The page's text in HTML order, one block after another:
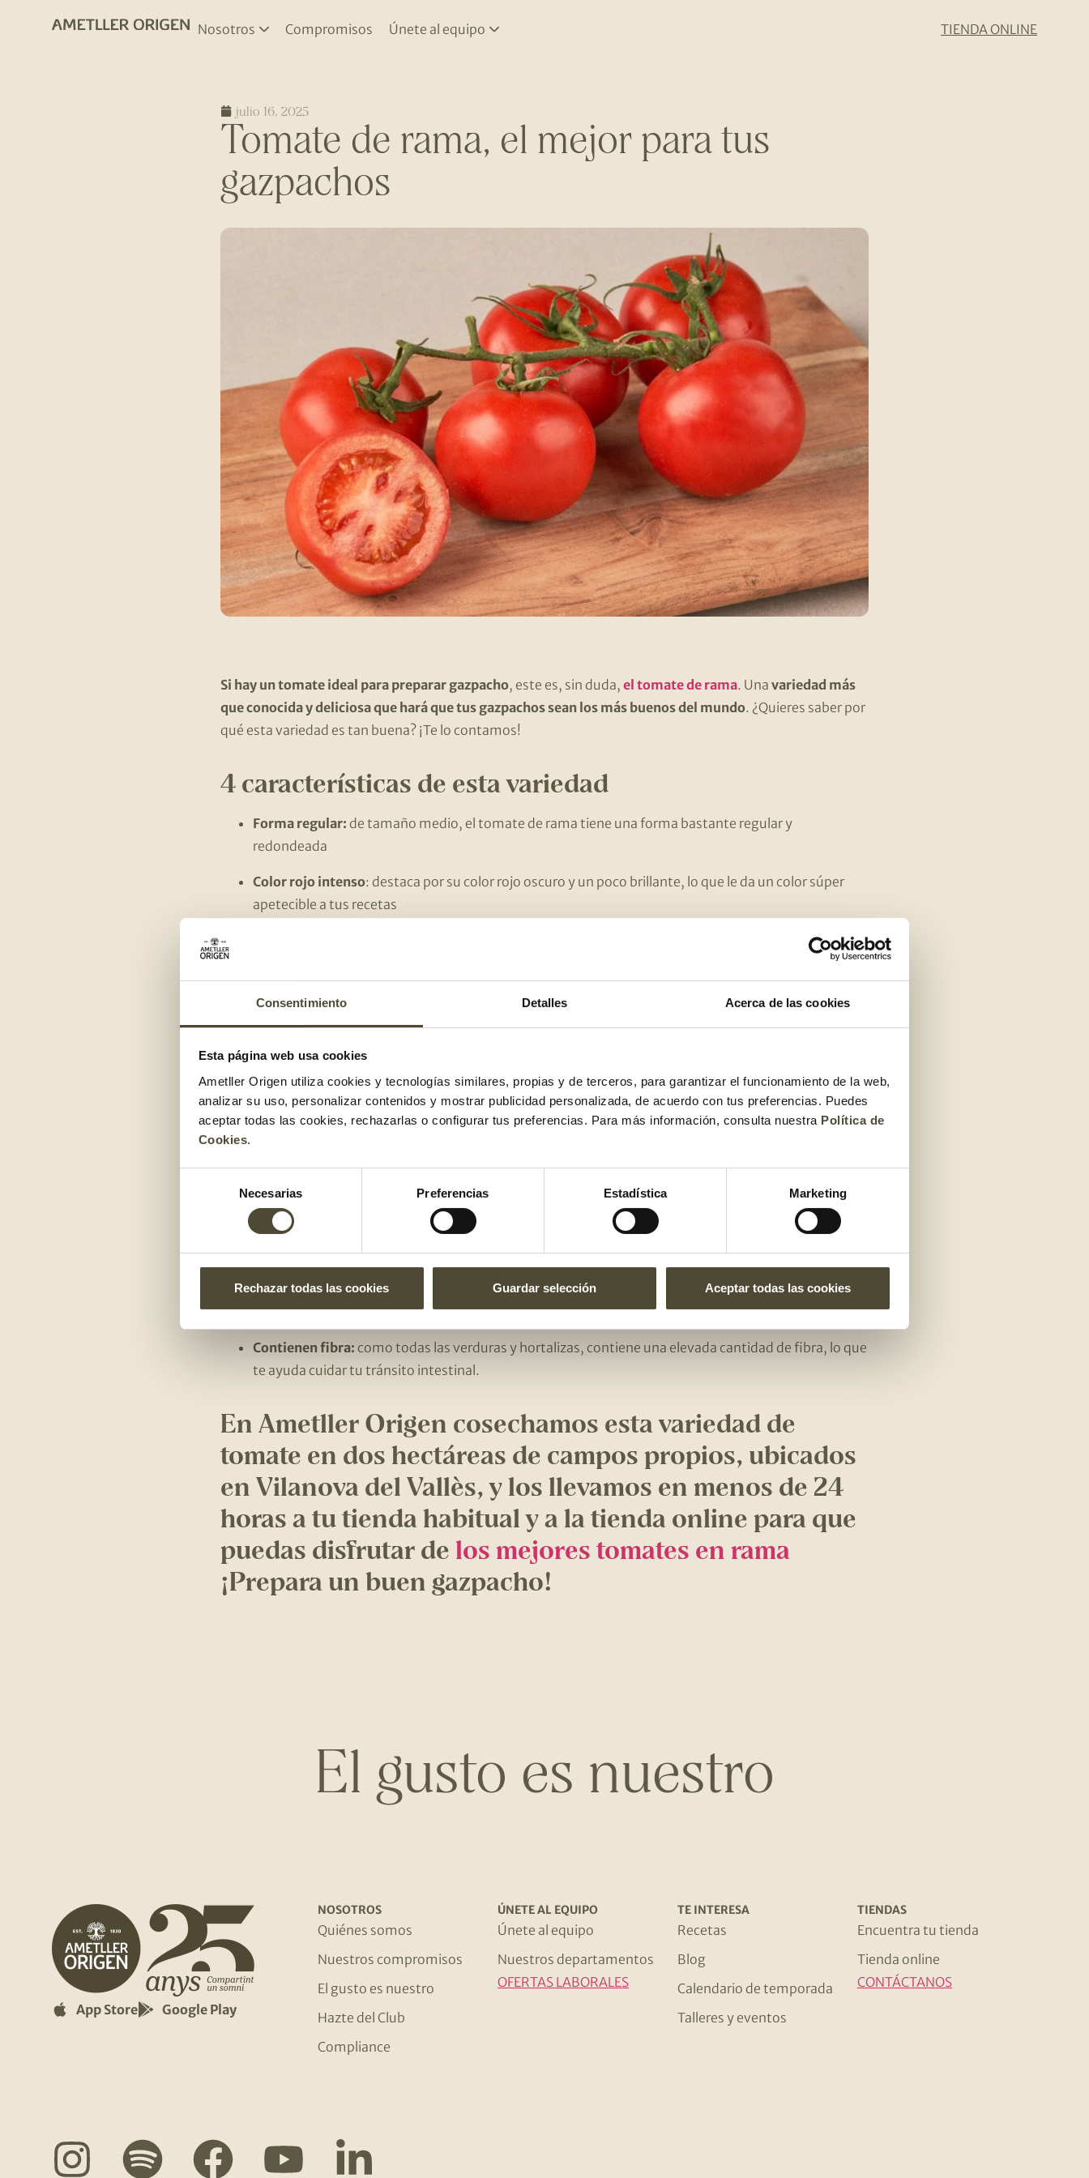
Consentimiento Detalles Acerca de las cookies
Esta página web usa cookies
Ametller Origen utiliza cookies y tecnologías similares, propias y de terceros, para garantizar el funcionamiento de la web,
analizar su uso, personalizar contenidos y mostrar publicidad personalizada, de acuerdo con tus preferencias. Puedes
aceptar todas las cookies, rechazarlas o configurar tus preferencias. Para más información, consulta nuestra Política de
Cookies.
consentimiento
Necesarias Preferencias Estadística Marketing
Rechazar todas las cookies Guardar selección Aceptar todas las cookies
Nosotros Compromisos Únete al equipo TIENDA ONLINE
julio 16, 2025
Tomate de rama, el mejor para tus
gazpachos
Si hay un tomate ideal para preparar gazpacho, este es, sin duda, el tomate de rama. Una variedad más
que conocida y deliciosa que hará que tus gazpachos sean los más buenos del mundo. ¿Quieres saber por
qué esta variedad es tan buena? ¡Te lo contamos!
4 características de esta variedad
Forma regular: de tamaño medio, el tomate de rama tiene una forma bastante regular y
redondeada
Color rojo intenso: destaca por su color rojo oscuro y un poco brillante, lo que le da un color súper
apetecible a tus recetas
Es justamentesu textura carnosa y jugosa lo que convierten esta variedad en la mejorpara preparar
gazpachos, sopas frías, como salmorejo, salsas o sofritos.
¿Qué beneficios tiene el tomate?
Los tomates son una hortaliza con muchas propiedades. ¡Te las contamos a continuación!
una ración de tomate cubre el 61% de la ingesta diaria recomendada de vitamina C? Los tomates
también contienen vitamina A, vitamina B, carotenos y licopeno, un pigmento vegetal que le da el
color rojo tan característico. Los antioxidantes te ayudan a mantener las células jóvenes y te
protegen de enfermedades cardiovasculares.
Fuente de fósforo y potasio:
destacan, especialmente, estos dos minerales que te ayudan a
mantener tus músculos sanos.
Contienen fibra: como todas las verduras y hortalizas, contiene una elevada cantidad de fibra, lo que
te ayuda cuidar tu tránsito intestinal.
En Ametller Origen cosechamos esta variedad de
tomate en dos hectáreas de campos propios, ubicados
en Vilanova del Vallès, y los llevamos en menos de 24
horas a tu tienda habitual y a la tienda online para que
puedas disfrutar delos mejores tomates en rama
¡Prepara un buen gazpacho!
El gusto es nuestro
App Store Google Play
NOSOTROS
Quiénes somos
Nuestros compromisos
El gusto es nuestro
Hazte del Club
Compliance
ÚNETE AL EQUIPO
Únete al equipo
Nuestros departamentos
OFERTAS LABORALES
TE INTERESA
Recetas
Blog
Calendario de temporada
Talleres y eventos
TIENDAS
Encuentra tu tienda
Tienda online
CONTÁCTANOS